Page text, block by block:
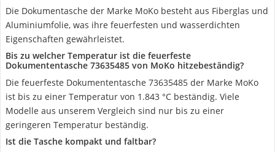
Die Dokumentasche der Marke MoKo besteht aus Fiberglas und
Aluminiumfolie, was ihre feuerfesten und wasserdichten
Eigenschaften gewährleistet.
Bis zu welcher Temperatur ist die feuerfeste
Dokumententasche 73635485 von MoKo hitzebeständig?
Die feuerfeste Dokumententasche 73635485 der Marke MoKo
ist bis zu einer Temperatur von 1.843 °C beständig. Viele
Modelle aus unserem Vergleich sind nur bis zu einer
geringeren Temperatur beständig.
Ist die Tasche kompakt und faltbar?